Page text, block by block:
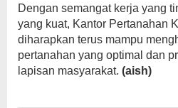
Dengan semangat kerja yang
yang kuat, Kantor Pertanahan
diharapkan terus mampu
pertanahan yang optimal dan
lapisan masyarakat. (aish)